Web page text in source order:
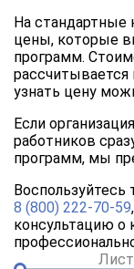
На
цены, которые
программ.
узнать цену
Если
работников
программ, мы
Воспользуйтесь
8 (800) 222-70-59
консультацию о